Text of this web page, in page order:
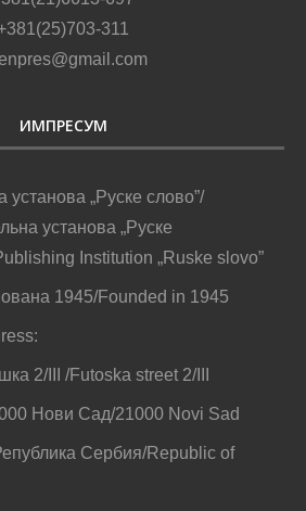
311
ИМПРЕСУМ
установа „Руске слово”/
установа „Руске
Institution „Ruske slovo”
1945/Founded in 1945
2/III /Futoska street 2/III
Нови Сад/21000 Novi Sad
Сербия/Republic of